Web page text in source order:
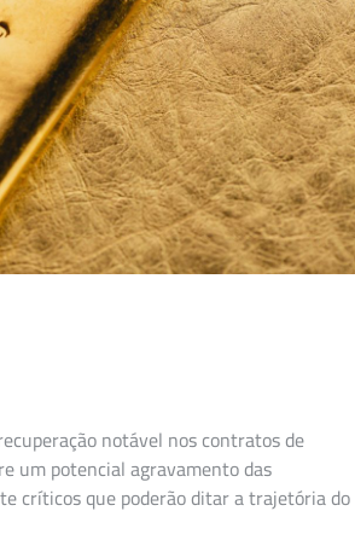
notável nos contratos de
um potencial agravamento das
críticos que poderão ditar a trajetória do